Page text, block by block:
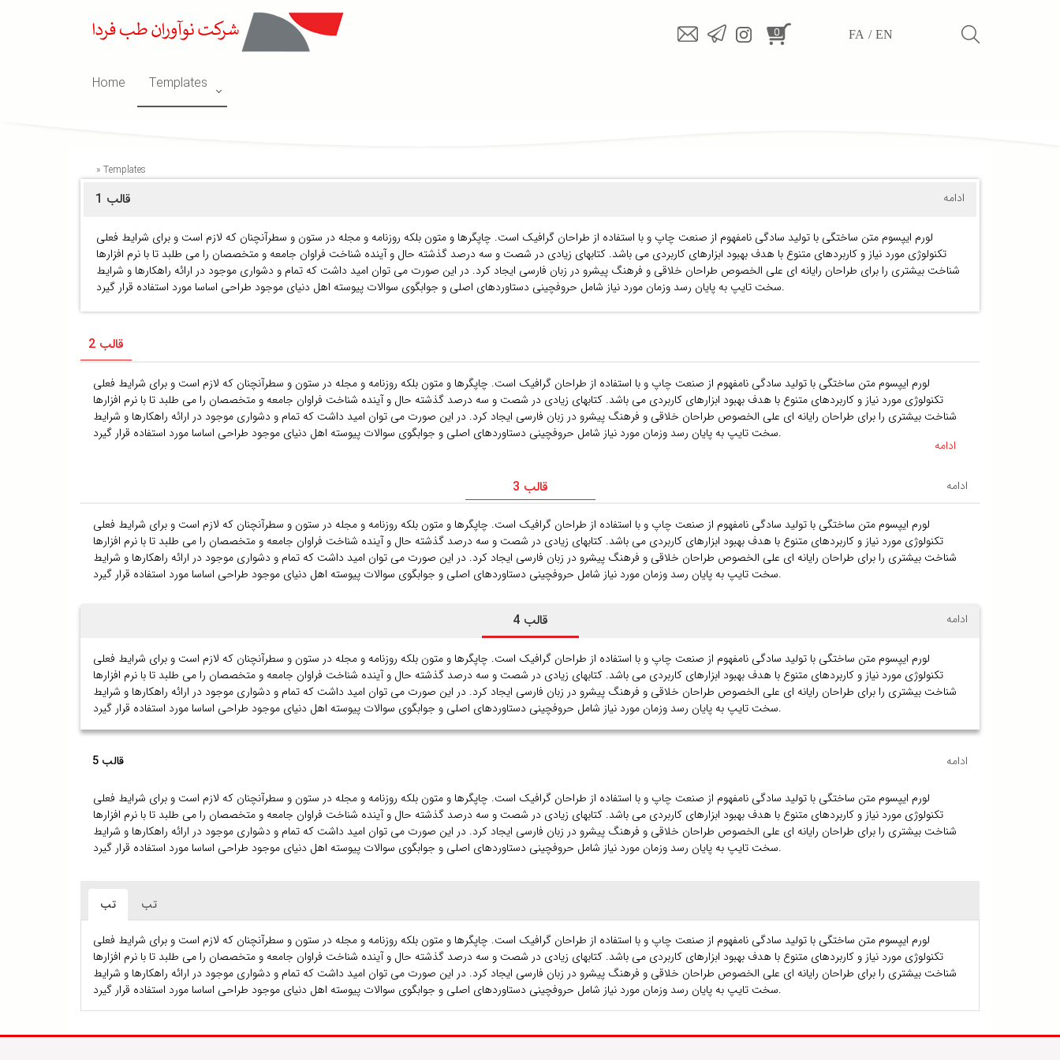
0 FA EN
Home Templates
» Templates
قالب 1 ادامه
لورم ایپسوم متن ساختگی با تولید سادگی نامفهوم از صنعت چاپ و با استفاده از طراحان گرافیک است. چاپگرها و متون بلکه روزنامه و مجله در ستون و سطرآنچنان که لازم است و برای شرایط فعلی
تکنولوژی مورد نیاز و کاربردهای متنوع با هدف بهبود ابزارهای کاربردی می باشد. کتابهای زیادی در شصت و سه درصد گذشته حال و آینده شناخت فراوان جامعه و متخصصان را می طلبد تا با نرم افزارها
شناخت بیشتری را برای طراحان رایانه ای علی الخصوص طراحان خلاقی و فرهنگ پیشرو در زبان فارسی ایجاد کرد. در این صورت می توان امید داشت که تمام و دشواری موجود در ارائه راهکارها و شرایط
سخت تایپ به پایان رسد وزمان مورد نیاز شامل حروفچینی دستاوردهای اصلی و جوابگوی سوالات پیوسته اهل دنیای موجود طراحی اساسا مورد استفاده قرار گیرد.
قالب 2
ادامه
لورم ایپسوم متن ساختگی با تولید سادگی نامفهوم از صنعت چاپ و با استفاده از طراحان گرافیک است. چاپگرها و متون بلکه روزنامه و مجله در ستون و سطرآنچنان که لازم است و برای شرایط فعلی
تکنولوژی مورد نیاز و کاربردهای متنوع با هدف بهبود ابزارهای کاربردی می باشد. کتابهای زیادی در شصت و سه درصد گذشته حال و آینده شناخت فراوان جامعه و متخصصان را می طلبد تا با نرم افزارها
شناخت بیشتری را برای طراحان رایانه ای علی الخصوص طراحان خلاقی و فرهنگ پیشرو در زبان فارسی ایجاد کرد. در این صورت می توان امید داشت که تمام و دشواری موجود در ارائه راهکارها و شرایط
سخت تایپ به پایان رسد وزمان مورد نیاز شامل حروفچینی دستاوردهای اصلی و جوابگوی سوالات پیوسته اهل دنیای موجود طراحی اساسا مورد استفاده قرار گیرد.
قالب 3 ادامه
لورم ایپسوم متن ساختگی با تولید سادگی نامفهوم از صنعت چاپ و با استفاده از طراحان گرافیک است. چاپگرها و متون بلکه روزنامه و مجله در ستون و سطرآنچنان که لازم است و برای شرایط فعلی
تکنولوژی مورد نیاز و کاربردهای متنوع با هدف بهبود ابزارهای کاربردی می باشد. کتابهای زیادی در شصت و سه درصد گذشته حال و آینده شناخت فراوان جامعه و متخصصان را می طلبد تا با نرم افزارها
شناخت بیشتری را برای طراحان رایانه ای علی الخصوص طراحان خلاقی و فرهنگ پیشرو در زبان فارسی ایجاد کرد. در این صورت می توان امید داشت که تمام و دشواری موجود در ارائه راهکارها و شرایط
سخت تایپ به پایان رسد وزمان مورد نیاز شامل حروفچینی دستاوردهای اصلی و جوابگوی سوالات پیوسته اهل دنیای موجود طراحی اساسا مورد استفاده قرار گیرد.
قالب 4 ادامه
لورم ایپسوم متن ساختگی با تولید سادگی نامفهوم از صنعت چاپ و با استفاده از طراحان گرافیک است. چاپگرها و متون بلکه روزنامه و مجله در ستون و سطرآنچنان که لازم است و برای شرایط فعلی
تکنولوژی مورد نیاز و کاربردهای متنوع با هدف بهبود ابزارهای کاربردی می باشد. کتابهای زیادی در شصت و سه درصد گذشته حال و آینده شناخت فراوان جامعه و متخصصان را می طلبد تا با نرم افزارها
شناخت بیشتری را برای طراحان رایانه ای علی الخصوص طراحان خلاقی و فرهنگ پیشرو در زبان فارسی ایجاد کرد. در این صورت می توان امید داشت که تمام و دشواری موجود در ارائه راهکارها و شرایط
سخت تایپ به پایان رسد وزمان مورد نیاز شامل حروفچینی دستاوردهای اصلی و جوابگوی سوالات پیوسته اهل دنیای موجود طراحی اساسا مورد استفاده قرار گیرد.
قالب 5 ادامه
لورم ایپسوم متن ساختگی با تولید سادگی نامفهوم از صنعت چاپ و با استفاده از طراحان گرافیک است. چاپگرها و متون بلکه روزنامه و مجله در ستون و سطرآنچنان که لازم است و برای شرایط فعلی
تکنولوژی مورد نیاز و کاربردهای متنوع با هدف بهبود ابزارهای کاربردی می باشد. کتابهای زیادی در شصت و سه درصد گذشته حال و آینده شناخت فراوان جامعه و متخصصان را می طلبد تا با نرم افزارها
شناخت بیشتری را برای طراحان رایانه ای علی الخصوص طراحان خلاقی و فرهنگ پیشرو در زبان فارسی ایجاد کرد. در این صورت می توان امید داشت که تمام و دشواری موجود در ارائه راهکارها و شرایط
سخت تایپ به پایان رسد وزمان مورد نیاز شامل حروفچینی دستاوردهای اصلی و جوابگوی سوالات پیوسته اهل دنیای موجود طراحی اساسا مورد استفاده قرار گیرد.
تب تب
لورم ایپسوم متن ساختگی با تولید سادگی نامفهوم از صنعت چاپ و با استفاده از طراحان گرافیک است. چاپگرها و متون بلکه روزنامه و مجله در ستون و سطرآنچنان که لازم است و برای شرایط فعلی
تکنولوژی مورد نیاز و کاربردهای متنوع با هدف بهبود ابزارهای کاربردی می باشد. کتابهای زیادی در شصت و سه درصد گذشته حال و آینده شناخت فراوان جامعه و متخصصان را می طلبد تا با نرم افزارها
شناخت بیشتری را برای طراحان رایانه ای علی الخصوص طراحان خلاقی و فرهنگ پیشرو در زبان فارسی ایجاد کرد. در این صورت می توان امید داشت که تمام و دشواری موجود در ارائه راهکارها و شرایط
سخت تایپ به پایان رسد وزمان مورد نیاز شامل حروفچینی دستاوردهای اصلی و جوابگوی سوالات پیوسته اهل دنیای موجود طراحی اساسا مورد استفاده قرار گیرد.